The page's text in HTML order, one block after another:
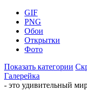
GIF
PNG
Обои
Открытки
Фото
Показать категории
Галерейка
- это удивительный